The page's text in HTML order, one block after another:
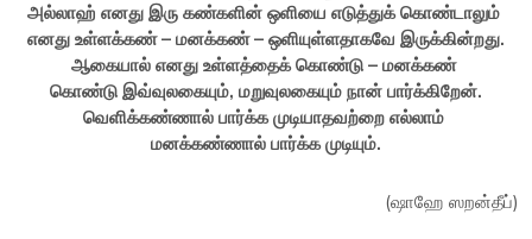
அல்லாஹ் எனது இரு கண்களின் ஒளியை எடுத்துக் கொண்டாலும்
எனது உள்ளக்கண் – மனக்கண் – ஒளியுள்ளதாகவே இருக்கின்றது.
ஆகையால் எனது உள்ளத்தைக் கொண்டு – மனக்கண்
கொண்டு இவ்வுலகையும், மறுவுலகையும் நான் பார்க்கிறேன்.
வெளிக்கண்ணால் பார்க்க முடியாதவற்றை எல்லாம்
மனக்கண்ணால் பார்க்க முடியும்.
(ஷாஹே ஸறன்தீப்)